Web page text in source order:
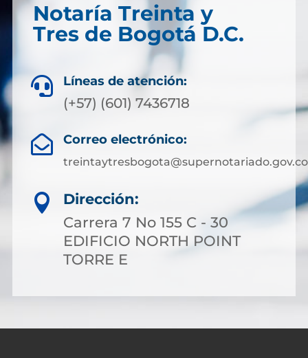
Notaría Treinta y
Tres de Bogotá D.C.
 Líneas de atención:
(+57) (601) 7436718
 Correo electrónico:
treintaytresbogota@supernotariado.gov.co

Dirección:
Carrera 7 No 155 C - 30
EDIFICIO NORTH POINT
TORRE E